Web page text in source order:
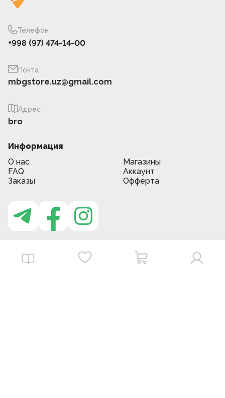
Телефон
+998 (97) 474-14-00
Почта
mbgstore.uz@gmail.com
Адрес
bro
Информация
О нас
Магазины
FAQ
Аккаунт
Заказы
Офферта
Приложение MBG store